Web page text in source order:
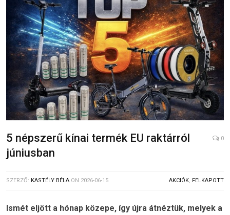
5 népszerű kínai termék EU raktárról
júniusban
0
SZERZŐ: KASTÉLY BÉLA ON 2026-06-15 AKCIÓK, FELKAPOTT
Ismét eljött a hónap közepe, így újra átnéztük, melyek a